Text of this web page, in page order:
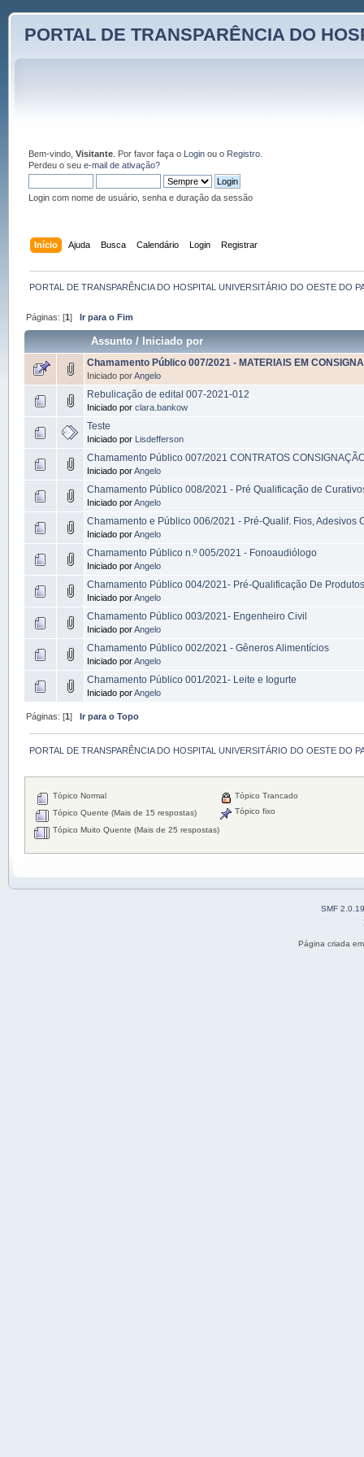
PORTAL DE TRANSPARÊNCIA DO
Bem-vindo, Visitante. Por favor faça o Loginou o Registro.
Perdeu o seu e-mail de ativação?
Login com nome de usuário, senha e duração da sessão
Início Ajuda Busca Calendário Login Registrar
PORTAL DE TRANSPARÊNCIA DO HOSPITAL UNIVERSITÁRIO DO OESTE DO
Páginas: [1]Ir para o Fim
Assunto/ Iniciado por
Chamamento Público 007/2021 - MATERIAIS EM
Iniciado porAngelo
Rebulicação de edital 007-2021-012
Iniciado por clara.bankow
Teste
Iniciado por Lisdefferson
Chamamento Público 007/2021 CONTRATOS
Iniciado porAngelo
Chamamento Público 008/2021 - Pré Qualificação de
Iniciado porAngelo
Chamamento e Público 006/2021 - Pré-Qualif. Fios, Adesivos
Iniciado porAngelo
Chamamento Público n.º 005/2021 - Fonoaudiólogo
Iniciado porAngelo
Chamamento Público 004/2021- Pré-Qualificação De
Iniciado porAngelo
Chamamento Público 003/2021- Engenheiro Civil
Iniciado porAngelo
Chamamento Público 002/2021 - Gêneros Alimentícios
Iniciado porAngelo
Chamamento Público 001/2021- Leite e Iogurte
Iniciado porAngelo
Páginas: [1]Ir para o Topo
PORTAL DE TRANSPARÊNCIA DO HOSPITAL UNIVERSITÁRIO DO OESTE DO
Tópico Normal
Tópico Quente (Mais de 15 respostas)
Tópico Muito Quente (Mais de 25 respostas)
Tópico Trancado
Tópico fixo
SMF 2.0.19
Página criada